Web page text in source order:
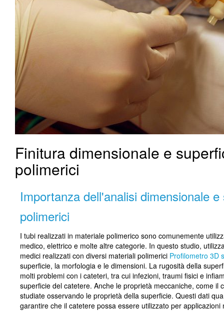
Finitura dimensionale e
polimerici
Importanza dell'analisi dimensionale
polimerici
I tubi realizzati in materiale polimerico sono comunemente
medico, elettrico e molte altre categorie. In questo studio,
medici realizzati con diversi materiali polimerici Profilometro 3D
superficie, la morfologia e le dimensioni. La rugosità della
molti problemi con i cateteri, tra cui infezioni, traumi fisici e
superficie del catetere. Anche le proprietà meccaniche, come il
studiate osservando le proprietà della superficie. Questi dati
garantire che il catetere possa essere utilizzato per applicazioni